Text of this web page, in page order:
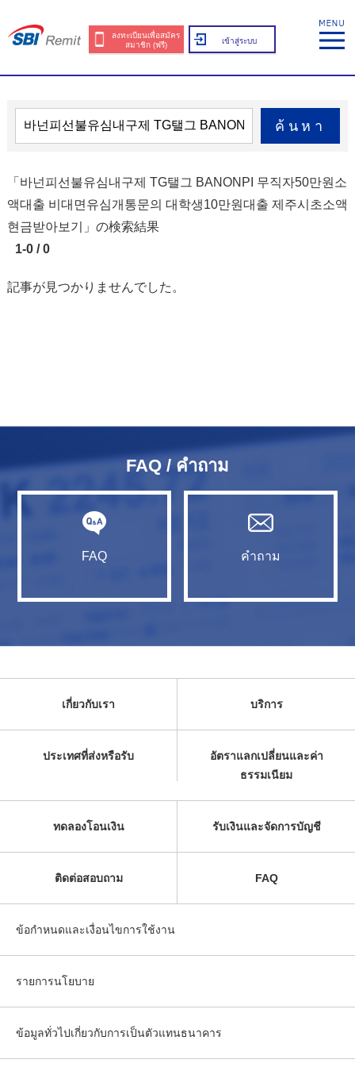
ลงทะเบียนเพื่อสมัคร
สมาชิก (ฟรี)
เข้าสู่ระบบ
ค้นหา
「바넌피선불유심내구제 TG탤그 BANONPI 무직자50만원소
액대출 비대면유심개통문의 대학생10만원대출 제주시초소액
현금받아보기」の検索結果
1-0 / 0
記事が見つかりませんでした。
FAQ / คำถาม
FAQ คำถาม
เกี่ยวกับเรา บริการ
ประเทศที่ส่งหรือรับ
อัตราแลกเปลี่ยนและค่า
ธรรมเนียม
ทดลองโอนเงิน รับเงินและจัดการบัญชี
ติดต่อสอบถาม FAQ
ข้อกำหนดและเงื่อนไขการใช้งาน
รายการนโยบาย
ข้อมูลทั่วไปเกี่ยวกับการเป็นตัวแทนธนาคาร